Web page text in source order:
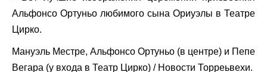
Мануэль Местре, Альфонсо Ортуньо (в центре) и Пепе
Вегара (у входа в Театр Цирко) / Новости Торреьвехи.